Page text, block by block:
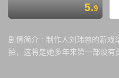
5.9
剧情简介 : 制作人刘玮慈的新戏
拍，这将是她多年来第一部没有
河，搭档的还是第一次演电视